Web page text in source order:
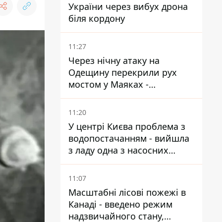
України через вибух дрона
біля кордону
11:27
Через нічну атаку на
Одещину перекрили рух
мостом у Маяках -
подробиці від ДПСУ
11:20
У центрі Києва проблема з
водопостачанням - вийшла
з ладу одна з насосних
станцій
11:07
Масштабні лісові пожежі в
Канаді - введено режим
надзвичайного стану,